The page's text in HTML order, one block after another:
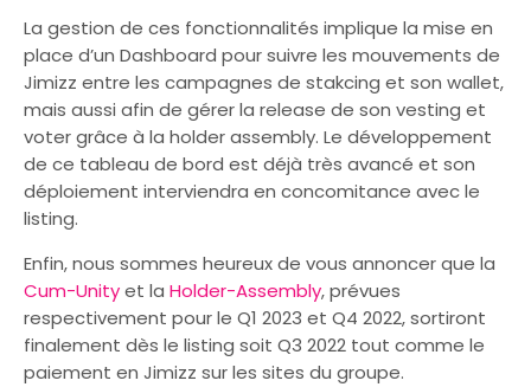
La gestion de ces fonctionnalités implique la mise en
place d’un Dashboard pour suivre les mouvements de
Jimizz entre les campagnes de stakcing et son wallet,
mais aussi afin de gérer la release de son vesting et
voter grâce à la holder assembly. Le développement
de ce tableau de bord est déjà très avancé et son
déploiement interviendra en concomitance avec le
listing.
Enfin, nous sommes heureux de vous annoncer que la
Cum-Unityet la Holder-Assembly, prévues
respectivement pour le Q1 2023 et Q4 2022, sortiront
finalement dès le listing soit Q3 2022 tout comme le
paiement en Jimizz sur les sites du groupe.